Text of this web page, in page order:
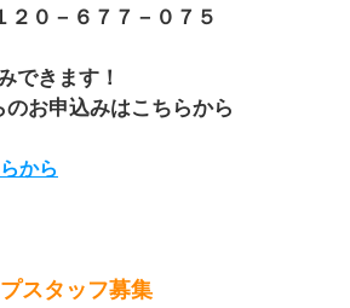
０－６７７－０７５
できます！
お申込みはこちらから
から
スタッフ募集